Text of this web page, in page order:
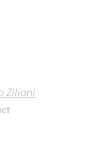
Ziliani